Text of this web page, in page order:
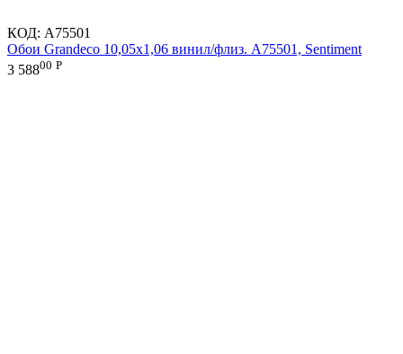
КОД: A75501
Обои Grandeco 10,05х1,06 винил/флиз. A75501, Sentiment
3 58800 Р